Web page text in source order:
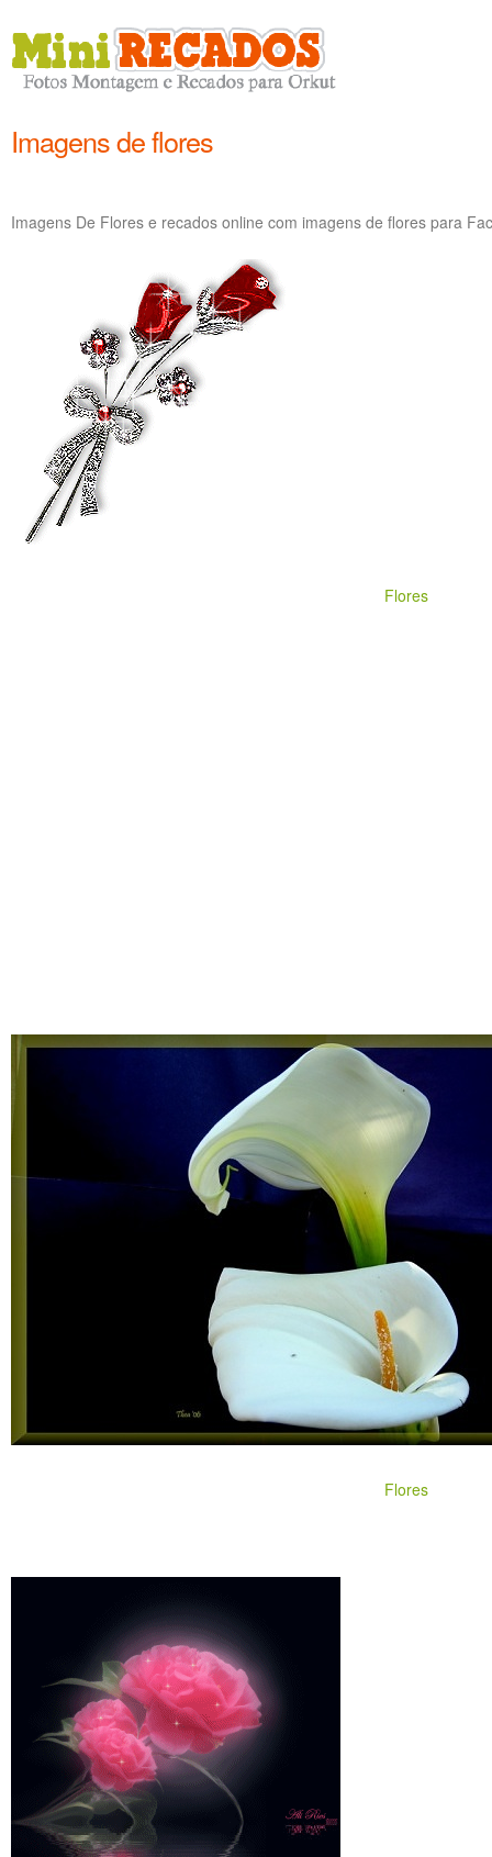
Imagens de flores
Imagens De Flores e recados online com imagens de flores para
Flores
Flores